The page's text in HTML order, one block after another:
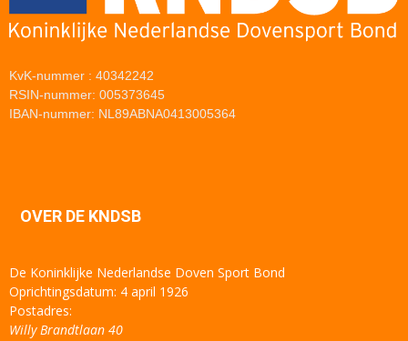
KvK-nummer : 40342242
RSIN-nummer: 005373645
IBAN-nummer: NL89ABNA0413005364
OVER DE KNDSB
De Koninklijke Nederlandse Doven Sport Bond
Oprichtingsdatum: 4 april 1926
Postadres:
Willy Brandtlaan 40